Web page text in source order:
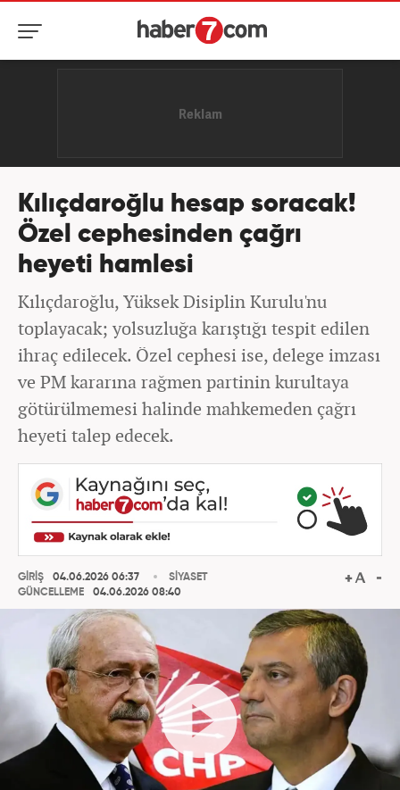
Kılıçdaroğlu hesap soracak!
Özel cephesinden çağrı
heyeti hamlesi
Kılıçdaroğlu, Yüksek Disiplin Kurulu'nu
toplayacak; yolsuzluğa karıştığı tespit edilen
ihraç edilecek. Özel cephesi ise, delege imzası
ve PM kararına rağmen partinin kurultaya
götürülmemesi halinde mahkemeden çağrı
heyeti talep edecek.
GİRİŞ
04.06.2026 06:37
GÜNCELLEME
04.06.2026 08:40
SİYASET